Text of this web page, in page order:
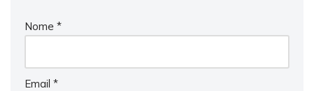
Nome *
Email *